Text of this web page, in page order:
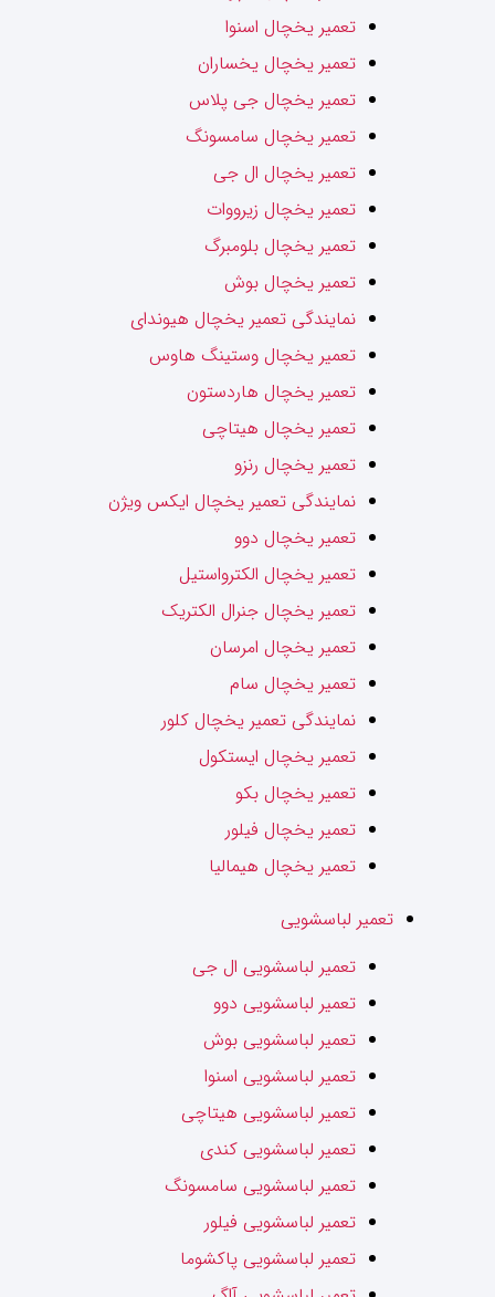
تعمیر یخچال اسنوا
تعمیر یخچال یخساران
تعمیر یخچال جی پلاس
تعمیر یخچال سامسونگ
تعمیر یخچال ال جی
تعمیر یخچال زیرووات
تعمیر یخچال بلومبرگ
تعمیر یخچال بوش
نمایندگی تعمیر یخچال هیوندای
تعمیر یخچال وستینگ هاوس
تعمیر یخچال هاردستون
تعمیر یخچال هیتاچی
تعمیر یخچال رنزو
نمایندگی تعمیر یخچال ایکس ویژن
تعمیر یخچال دوو
تعمیر یخچال الکترواستیل
تعمیر یخچال جنرال الکتریک
تعمیر یخچال امرسان
تعمیر یخچال سام
نمایندگی تعمیر یخچال کلور
تعمیر یخچال ایستکول
تعمیر یخچال بکو
تعمیر یخچال فیلور
تعمیر یخچال هیمالیا
تعمیر لباسشویی
تعمیر لباسشویی ال جی
تعمیر لباسشویی دوو
تعمیر لباسشویی بوش
تعمیر لباسشویی اسنوا
تعمیر لباسشویی هیتاچی
تعمیر لباسشویی کندی
تعمیر لباسشویی سامسونگ
تعمیر لباسشویی فیلور
تعمیر لباسشویی پاکشوما